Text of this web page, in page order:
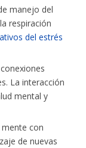
manejo del
respiración
del estrés
La interacción
mental y
mente con
de nuevas